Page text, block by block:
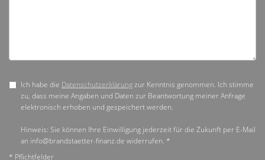
Ich habe die Datenschutzerklärungzur Kenntnis genommen. Ich stimme
zu, dass meine Angaben und Daten zur Beantwortung meiner Anfrage
elektronisch erhoben und gespeichert werden.
Hinweis: Sie können Ihre Einwilligung jederzeit für die Zukunft per E-Mail
an info@brandstaetter-finanz.de widerrufen. *
* Pflichtfelder